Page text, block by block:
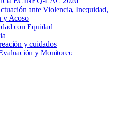
ante Violencia, Inequidad,
y Acoso
con Equidad
y cuidados
y Monitoreo